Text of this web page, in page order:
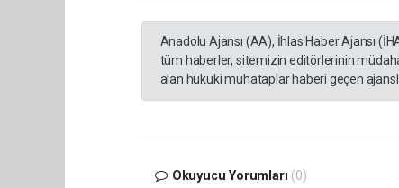
Anadolu Ajansı (AA), İhlas Haber Ajansı
tüm haberler, sitemizin editörlerinin
alan hukuki muhataplar haberi geçen
Okuyucu Yorumları (0)